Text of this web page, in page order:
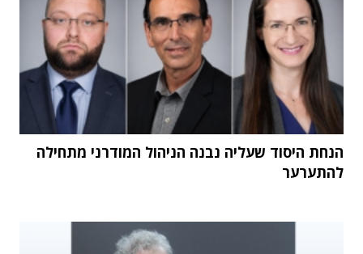
הנחת היסוד שעליה נבנה הניהול המודרני מתחילה
להתערער